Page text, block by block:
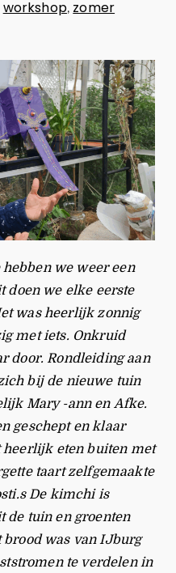
workshop, zomer
we weer een
doen we elke eerste
was heerlijk zonnig
met iets. Onkruid
door. Rondleiding aan
bij de nieuwe tuin
Mary -ann en Afke.
geschept en klaar
heerlijk eten buiten met
taart zelfgemaakte
De kimchi is
de tuin en groenten
brood was van IJburg
te verdelen in